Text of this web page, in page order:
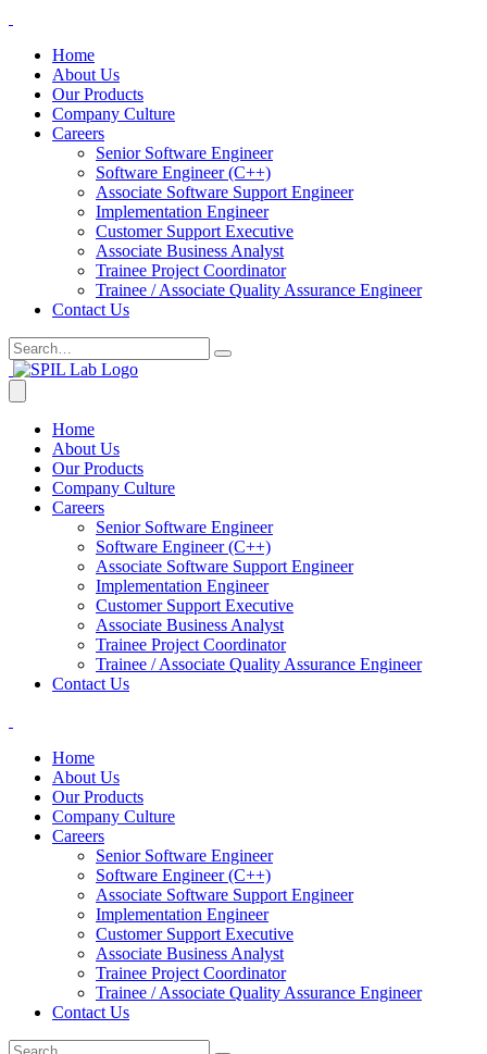
Home
About Us
Our Products
Company Culture
Careers
Senior Software Engineer
Software Engineer (C++)
Associate Software Support Engineer
Implementation Engineer
Customer Support Executive
Associate Business Analyst
Trainee Project Coordinator
Trainee / Associate Quality Assurance Engineer
Contact Us
Home
About Us
Our Products
Company Culture
Careers
Senior Software Engineer
Software Engineer (C++)
Associate Software Support Engineer
Implementation Engineer
Customer Support Executive
Associate Business Analyst
Trainee Project Coordinator
Trainee / Associate Quality Assurance Engineer
Contact Us
Home
About Us
Our Products
Company Culture
Careers
Senior Software Engineer
Software Engineer (C++)
Associate Software Support Engineer
Implementation Engineer
Customer Support Executive
Associate Business Analyst
Trainee Project Coordinator
Trainee / Associate Quality Assurance Engineer
Contact Us